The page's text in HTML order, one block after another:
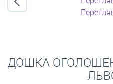
ДОШКА